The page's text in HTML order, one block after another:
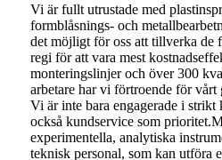
Vi är fullt utrustade med
formblåsnings- och
det möjligt för oss att tillverka de
regi för att vara mest
monteringslinjer och över 300
arbetare har vi förtroende för vårt
Vi är inte bara engagerade i
också kundservice som
experimentella, analytiska
teknisk personal, som kan utföra